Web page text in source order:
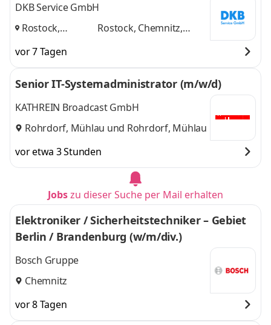
DKB Service GmbH
Rostock,
Pampow,
Rostock, Chemnitz,
vor 7 Tagen
Senior IT-Systemadministrator (m/w/d)
KATHREIN Broadcast GmbH
Rohrdorf, Mühlau und Rohrdorf, Mühlau
vor etwa 3 Stunden
Jobszu dieser Suche per Mail erhalten
Elektroniker / Sicherheitstechniker – Gebiet
Berlin / Brandenburg (w/m/div.)
Bosch Gruppe
Chemnitz
vor 8 Tagen